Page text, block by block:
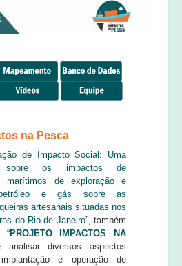
na Pesca
de Impacto Social: Uma
sobre os impactos de
marítimos de exploração e
e gás sobre as
artesanais situadas nos
do Rio de Janeiro”, também
“PROJETO IMPACTOS NA
analisar diversos aspectos
e operação de